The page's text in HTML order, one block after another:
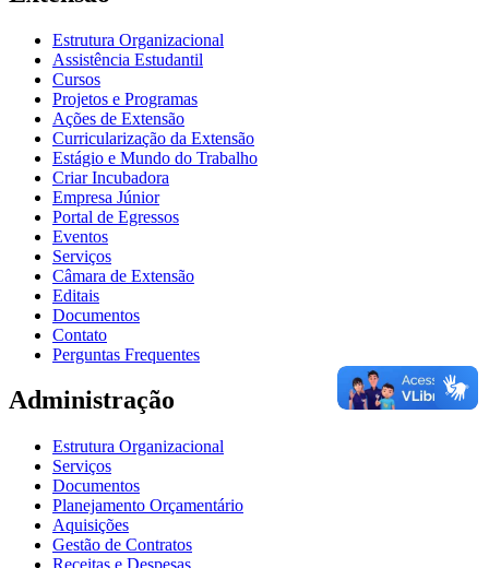
Estrutura Organizacional
Assistência Estudantil
Cursos
Projetos e Programas
Ações de Extensão
Curricularização da Extensão
Estágio e Mundo do Trabalho
Criar Incubadora
Empresa Júnior
Portal de Egressos
Eventos
Serviços
Câmara de Extensão
Editais
Documentos
Contato
Perguntas Frequentes
Administração
Estrutura Organizacional
Serviços
Documentos
Planejamento Orçamentário
Aquisições
Gestão de Contratos